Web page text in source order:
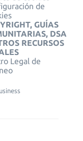
de
GUÍAS
DSA
RECURSOS
Legal de